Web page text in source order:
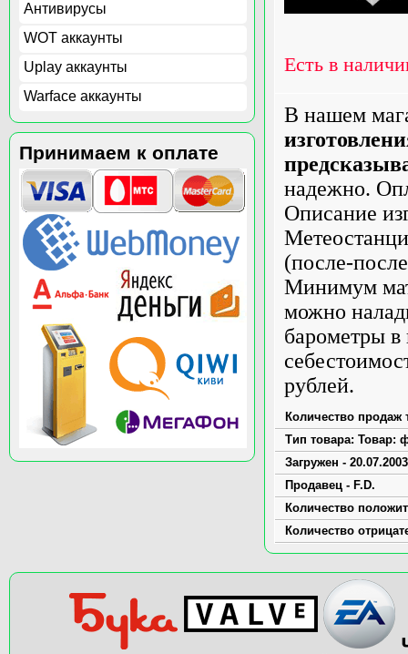
Антивирусы
WOT аккаунты
Uplay аккаунты
Warface аккаунты
Принимаем к оплате
Есть в
В нашем
надежно.
Описание
(после-
Минимум
можно
барометры в
рублей.
Количество продаж
Тип товара: Товар:
Загружен -
Продавец - F.D.
Количество
Количество